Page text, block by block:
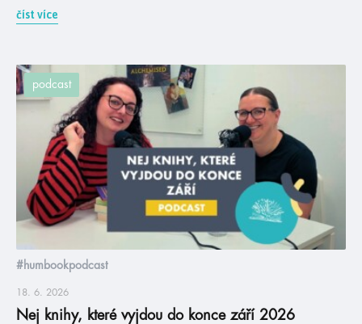
číst více
podcast
#humbookpodcast
18. 6. 2026
Nej knihy, které vyjdou do konce září 2026